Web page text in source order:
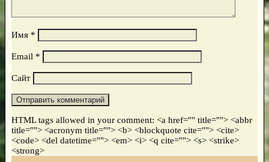
Имя *
Email *
Сайт
HTML tags allowed in your comment: <a href="" title=""> <abbr
title=""> <acronym title=""> <b> <blockquote cite=""> <cite>
<code> <del datetime=""> <em> <i> <q cite=""> <s> <strike>
<strong>